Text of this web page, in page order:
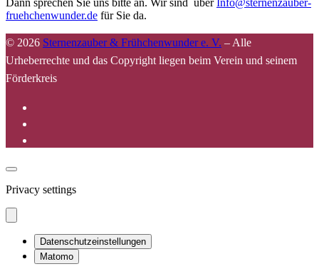
fruehchenwunder.de für Sie da.
© 2026 Sternenzauber & Frühchenwunder e. V. – Alle
Urheberrechte und das Copyright liegen beim Verein und seinem
Förderkreis
Privacy settings
Datenschutzeinstellungen
Matomo